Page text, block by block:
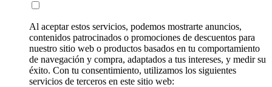
Al aceptar estos servicios, podemos mostrarte anuncios,
contenidos patrocinados o promociones de descuentos para
nuestro sitio web o productos basados en tu comportamiento
de navegación y compra, adaptados a tus intereses, y medir su
éxito. Con tu consentimiento, utilizamos los siguientes
servicios de terceros en este sitio web: